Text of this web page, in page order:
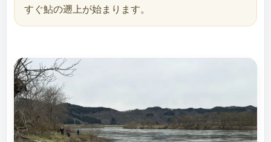
すぐ鮎の遡上が始まります。